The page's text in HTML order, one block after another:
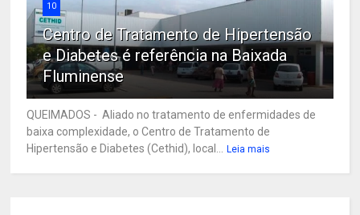
10
Centro de Tratamento de Hipertensão
e Diabetes é referência na Baixada
Fluminense
QUEIMADOS - Aliado no tratamento de enfermidades de
baixa complexidade, o Centro de Tratamento de
Hipertensão e Diabetes (Cethid), local...
Leia mais